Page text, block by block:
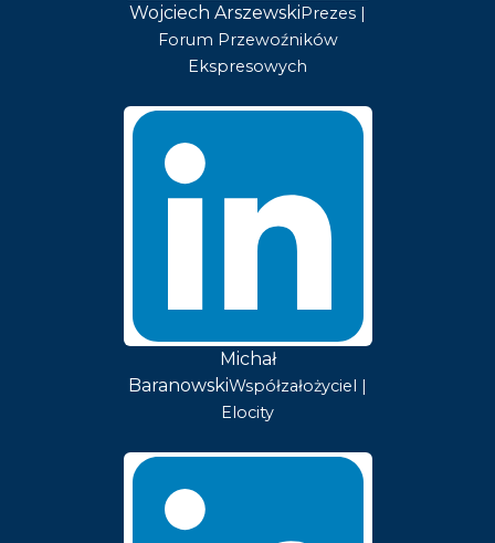
Wojciech ArszewskiPrezes |
Forum Przewoźników
Ekspresowych
Michał
BaranowskiWspółzałożyciel |
Elocity